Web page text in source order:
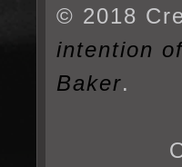
© 2018
intention
Baker.